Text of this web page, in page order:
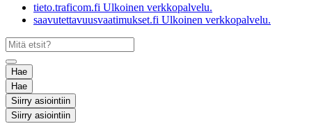
tieto.traficom.fi Ulkoinen verkkopalvelu.
saavutettavuusvaatimukset.fi Ulkoinen verkkopalvelu.
Hae
Hae
Siirry asiointiin
Siirry asiointiin